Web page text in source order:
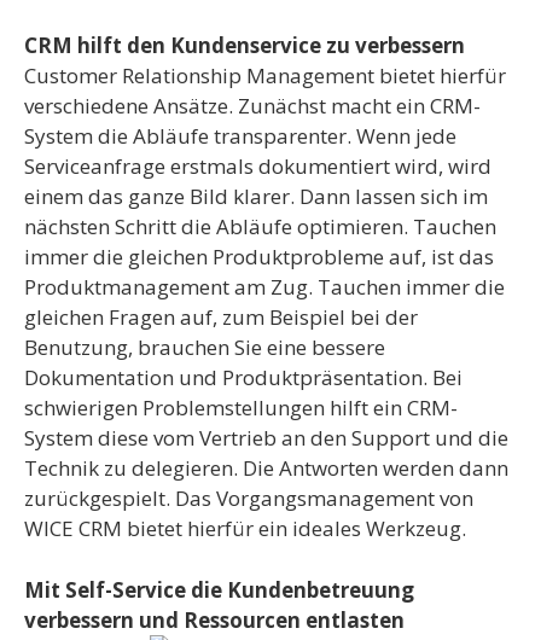
CRM hilft den Kundenservice zu verbessern
Customer Relationship Management bietet hierfür
verschiedene Ansätze. Zunächst macht ein CRM-
System die Abläufe transparenter. Wenn jede
Serviceanfrage erstmals dokumentiert wird, wird
einem das ganze Bild klarer. Dann lassen sich im
nächsten Schritt die Abläufe optimieren. Tauchen
immer die gleichen Produktprobleme auf, ist das
Produktmanagement am Zug. Tauchen immer die
gleichen Fragen auf, zum Beispiel bei der
Benutzung, brauchen Sie eine bessere
Dokumentation und Produktpräsentation. Bei
schwierigen Problemstellungen hilft ein CRM-
System diese vom Vertrieb an den Support und die
Technik zu delegieren. Die Antworten werden dann
zurückgespielt. Das Vorgangsmanagement von
WICE CRM bietet hierfür ein ideales Werkzeug.
Mit Self-Service die Kundenbetreuung
verbessern und Ressourcen entlasten